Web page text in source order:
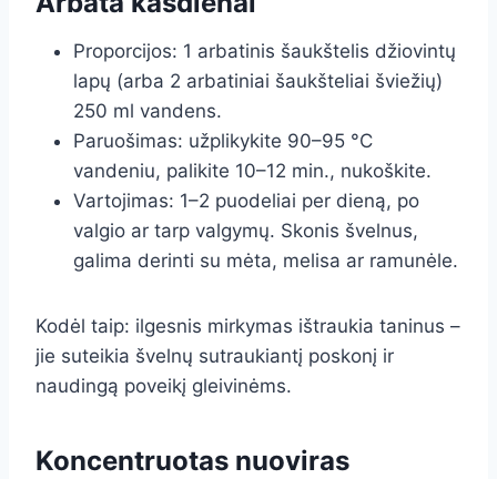
Proporcijos: 1 arbatinis šaukštelis džiovintų
lapų (arba 2 arbatiniai šaukšteliai šviežių)
250 ml vandens.
Paruošimas: užplikykite 90–95 °C
vandeniu, palikite 10–12 min., nukoškite.
Vartojimas: 1–2 puodeliai per dieną, po
valgio ar tarp valgymų. Skonis švelnus,
galima derinti su mėta, melisa ar ramunėle.
Kodėl taip: ilgesnis mirkymas ištraukia taninus –
jie suteikia švelnų sutraukiantį poskonį ir
naudingą poveikį gleivinėms.
Koncentruotas nuoviras